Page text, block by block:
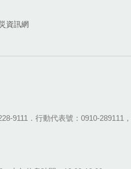
資訊網
9111．行動代表號：0910-